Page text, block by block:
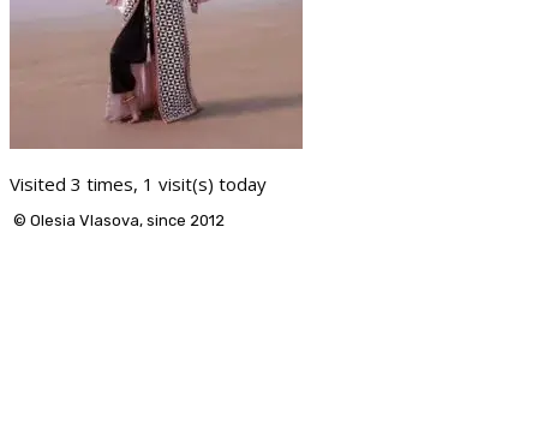
Visited 3 times, 1 visit(s) today
© Olesia Vlasova, since 2012